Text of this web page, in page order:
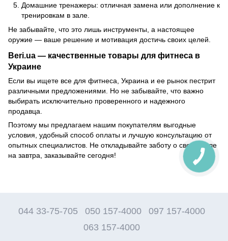
Домашние тренажеры: отличная замена или дополнение к
тренировкам в зале.
Не забывайте, что это лишь инструменты, а настоящее
оружие — ваше решение и мотивация достичь своих целей.
Beri.ua — качественные товары для фитнеса в
Украине
Если вы ищете все для фитнеса, Украина и ее рынок пестрит
различными предложениями. Но не забывайте, что важно
выбирать исключительно проверенного и надежного
продавца.
Поэтому мы предлагаем нашим покупателям выгодные
условия, удобный способ оплаты и лучшую консультацию от
опытных специалистов. Не откладывайте заботу о своем теле
на завтра, заказывайте сегодня!
044 33-75-705 050 157-4000
097 157-4000
063 157-4000